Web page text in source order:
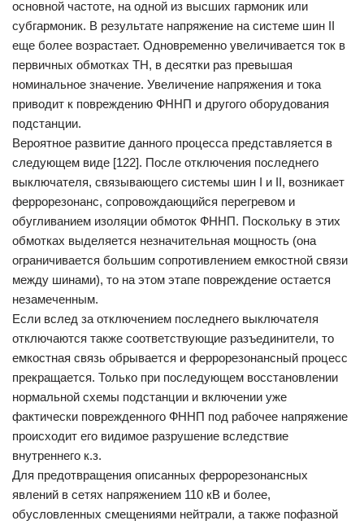
основной частоте, на одной из высших гармоник или
субгармоник. В результате напряжение на системе шин II
еще более возрастает. Одновременно увеличивается ток в
первичных обмотках ТН, в десятки раз превышая
номинальное значение. Увеличение напряжения и тока
приводит к повреждению ФННП и другого оборудования
подстанции.
Вероятное развитие данного процесса представляется в
следующем виде [122]. После отключения последнего
выключателя, связывающего системы шин I и II, возникает
феррорезонанс, сопровождающийся перегревом и
обугливанием изоляции обмоток ФННП. Поскольку в этих
обмотках выделяется незначительная мощность (она
ограничивается большим сопротивлением емкостной связи
между шинами), то на этом этапе повреждение остается
незамеченным.
Если вслед за отключением последнего выключателя
отключаются также соответствующие разъединители, то
емкостная связь обрывается и феррорезонансный процесс
прекращается. Только при последующем восстановлении
нормальной схемы подстанции и включении уже
фактически поврежденного ФННП под рабочее напряжение
происходит его видимое разрушение вследствие
внутреннего к.з.
Для предотвращения описанных феррорезонансных
явлений в сетях напряжением 110 кВ и более,
обусловленных смещениями нейтрали, а также пофазной